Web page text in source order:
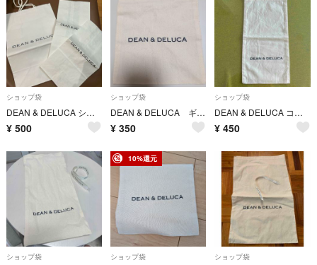
ショップ袋
DEAN & DELUCA ショップ袋 大小セット
¥ 500
ショップ袋
DEAN & DELUCA ギフト袋 布製 ショップ袋
¥ 350
ショップ袋
DEAN & DELUCA コットンバッグ
¥ 450
ショップ袋
10%還元
ショップ袋 ショップ袋